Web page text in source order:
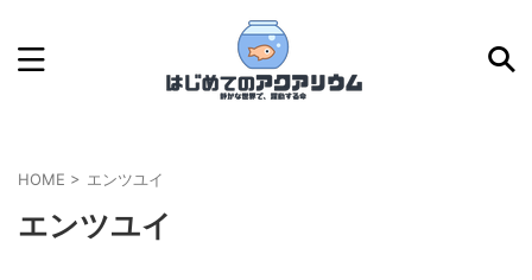
HOME > エンツユイ
エンツユイ